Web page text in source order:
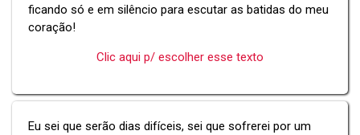
ficando só e em silêncio para escutar as batidas do meu
coração!
Clic aqui p/ escolher esse texto
Eu sei que serão dias difíceis, sei que sofrerei por um